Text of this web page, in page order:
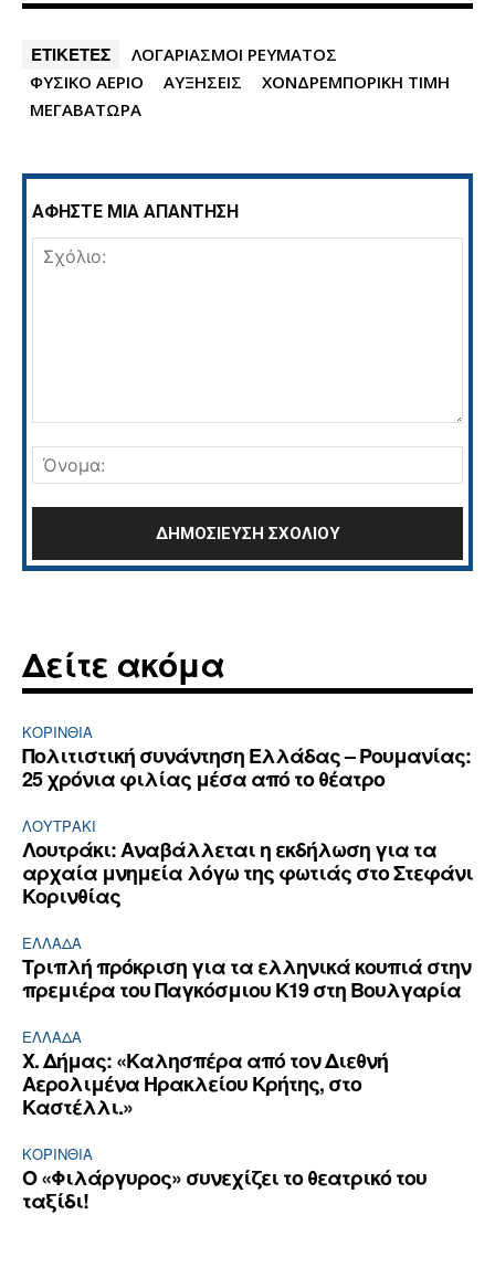
ΕΤΙΚΕΤΕΣ
ΛΟΓΑΡΙΑΣΜΟΙ ΡΕΥΜΑΤΟΣ
ΦΥΣΙΚΟ ΑΕΡΙΟ
ΑΥΞΗΣΕΙΣ
ΧΟΝΔΡΕΜΠΟΡΙΚΗ ΤΙΜΗ
ΜΕΓΑΒΑΤΩΡΑ
ΑΦΗΣΤΕ ΜΙΑ ΑΠΑΝΤΗΣΗ
Δείτε ακόμα
ΚΟΡΙΝΘΊΑ
Πολιτιστική συνάντηση Ελλάδας – Ρουμανίας:
25 χρόνια φιλίας μέσα από το θέατρο
ΛΟΥΤΡΆΚΙ
Λουτράκι: Αναβάλλεται η εκδήλωση για τα
αρχαία μνημεία λόγω της φωτιάς στο Στεφάνι
Κορινθίας
ΕΛΛΆΔΑ
Τριπλή πρόκριση για τα ελληνικά κουπιά στην
πρεμιέρα του Παγκόσμιου Κ19 στη Βουλγαρία
ΕΛΛΆΔΑ
Χ. Δήμας: «Καλησπέρα από τον Διεθνή
Αερολιμένα Ηρακλείου Κρήτης, στο
Καστέλλι.»
ΚΟΡΙΝΘΊΑ
Ο «Φιλάργυρος» συνεχίζει το θεατρικό του
ταξίδι!